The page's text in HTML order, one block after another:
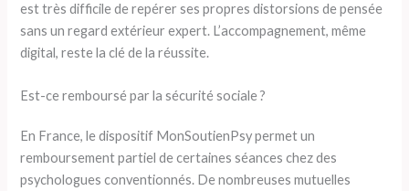
est très difficile de repérer ses propres distorsions de pensée
sans un regard extérieur expert. L’accompagnement, même
digital, reste la clé de la réussite.
Est-ce remboursé par la sécurité sociale ?
En France, le dispositif MonSoutienPsy permet un
remboursement partiel de certaines séances chez des
psychologues conventionnés. De nombreuses mutuelles